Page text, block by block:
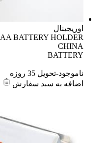
اوریجینال
AA BATTERY HOLDER
CHINA
BATTERY
ناموجود-تحویل 35 روزه
اضافه به سبد سفارش